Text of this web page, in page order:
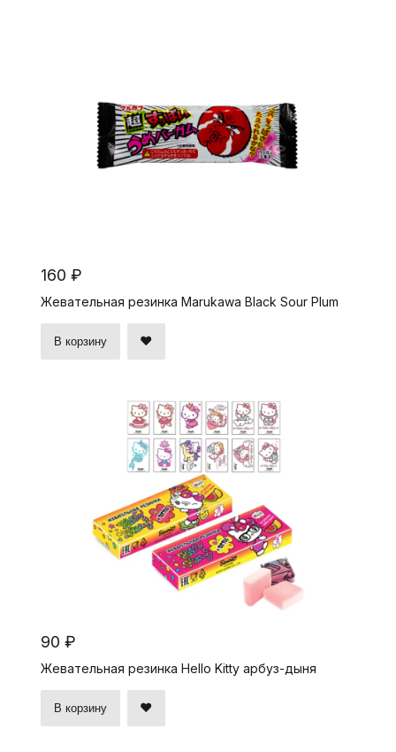
160 ₽
Жевательная резинка Marukawa Black Sour Plum
В корзину
90 ₽
Жевательная резинка Hello Kitty арбуз-дыня
В корзину